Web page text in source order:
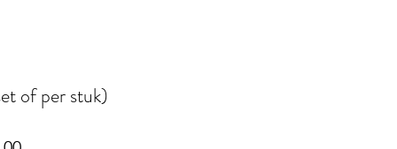
of per stuk)